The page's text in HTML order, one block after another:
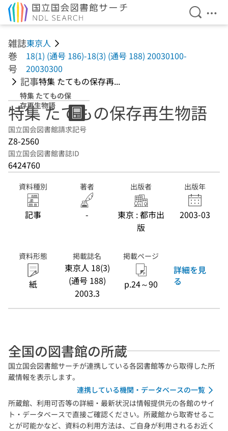
検索を
メ
雑誌東京人
巻
号
18(1) (通号 186)-18(3) (通号 188) 20030100-
20030300
記事特集 たてもの保存再...
特集 たてもの保
存再生物語
特集 たてもの保存再生物語
国立国会図書館請求記号
Z8-2560
国立国会図書館書誌ID
6424760
資料種別
記事
著者
-
出版者
東京 : 都市出
版
出版年
2003-03
資料形態
紙
掲載誌名
東京人 18(3)
(通号 188)
2003.3
掲載ページ
p.24～90
詳細を見
る
全国の図書館の所蔵
国立国会図書館サーチが連携している各図書館等から取得した所
蔵情報を表示します。
連携している機関・データベースの一覧
所蔵館、利用可否等の詳細・最新状況は情報提供元の各館のサイ
ト・データベースで直接ご確認ください。所蔵館から取寄せるこ
とが可能かなど、資料の利用方法は、ご自身が利用されるお近く